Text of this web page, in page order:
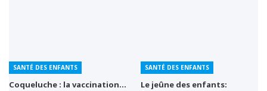
SANTÉ DES ENFANTS
Coqueluche : la vaccination…
SANTÉ DES ENFANTS
Le jeûne des enfants: